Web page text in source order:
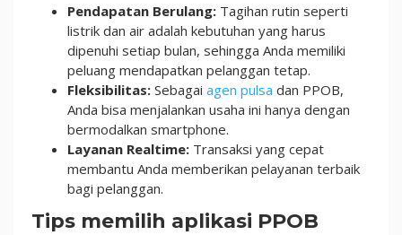
Pendapatan Berulang: Tagihan rutin seperti
listrik dan air adalah kebutuhan yang harus
dipenuhi setiap bulan, sehingga Anda memiliki
peluang mendapatkan pelanggan tetap.
Fleksibilitas: Sebagai agen pulsa dan PPOB,
Anda bisa menjalankan usaha ini hanya dengan
bermodalkan smartphone.
Layanan Realtime: Transaksi yang cepat
membantu Anda memberikan pelayanan terbaik
bagi pelanggan.
Tips memilih aplikasi PPOB